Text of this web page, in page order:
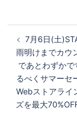
稿
ナ
ビ
ゲ
ー
7月6日(土
雨明けまでカウ
であとわずか
るべくサマーセ
Webストアライ
ズを最大